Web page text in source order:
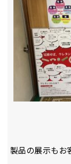
製品の展示もお